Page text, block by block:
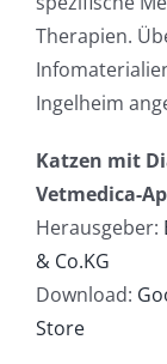
Therapien.
Ingelheim
Katzen mit
Vetmedica-
Herausgeber:
& Co.KG
Download:
Store